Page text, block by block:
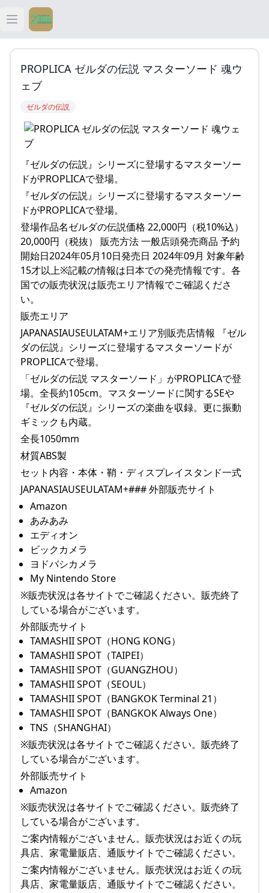
Open main menu
ティアキン
PROPLICA ゼルダの伝説 マスターソード 魂ウ
ェブ
ゼルダの伝説
『ゼルダの伝説』シリーズに登場するマスターソー
ドがPROPLICAで登場。
『ゼルダの伝説』シリーズに登場するマスターソー
ドがPROPLICAで登場。
登場作品名ゼルダの伝説価格 22,000円（税10%込）
20,000円（税抜） 販売方法 一般店頭発売商品 予約
開始日2024年05月10日発売日 2024年09月 対象年齢
15才以上※記載の情報は日本での発売情報です。各
国での販売状況は販売エリア情報でご確認くださ
い。
販売エリア
JAPANASIAUSEULATAM+エリア別販売店情報 『ゼル
ダの伝説』シリーズに登場するマスターソードが
PROPLICAで登場。
「ゼルダの伝説 マスターソード」がPROPLICAで登
場。全長約105cm。マスターソードに関するSEや
『ゼルダの伝説』シリーズの楽曲を収録。更に振動
ギミックも内蔵。
全長1050mm
材質ABS製
セット内容・本体・鞘・ディスプレイスタンド一式
JAPANASIAUSEULATAM+### 外部販売サイト
Amazon
あみあみ
エディオン
ビックカメラ
ヨドバシカメラ
My Nintendo Store
※販売状況は各サイトでご確認ください。販売終了
している場合がございます。
外部販売サイト
TAMASHII SPOT（HONG KONG）
TAMASHII SPOT（TAIPEI）
TAMASHII SPOT（GUANGZHOU）
TAMASHII SPOT（SEOUL）
TAMASHII SPOT（BANGKOK Terminal 21）
TAMASHII SPOT（BANGKOK Always One）
TNS（SHANGHAI）
※販売状況は各サイトでご確認ください。販売終了
している場合がございます。
外部販売サイト
Amazon
※販売状況は各サイトでご確認ください。販売終了
している場合がございます。
ご案内情報がございません。販売状況はお近くの玩
具店、家電量販店、通販サイトでご確認ください。
ご案内情報がございません。販売状況はお近くの玩
具店、家電量販店、通販サイトでご確認ください。